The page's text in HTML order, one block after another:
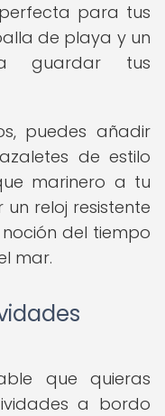
para tus
de playa y un
guardar tus
puedes añadir
de estilo
marinero a tu
un reloj resistente
del tiempo
mar.
que quieras
a bordo